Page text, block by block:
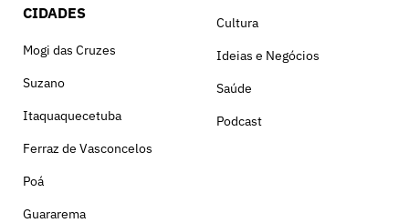
CIDADES
Mogi das Cruzes
Suzano
Itaquaquecetuba
Ferraz de Vasconcelos
Poá
Guararema
Cultura
Ideias e Negócios
Saúde
Podcast